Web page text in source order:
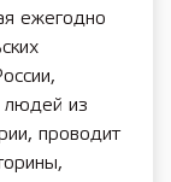
ежегодно
людей из
проводит